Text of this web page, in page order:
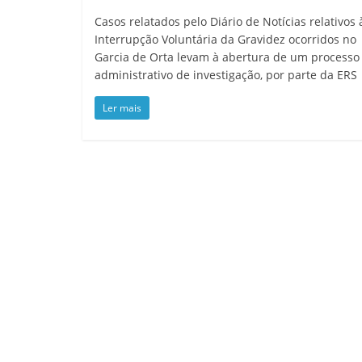
Casos relatados pelo Diário de Notícias relativos
Interrupção Voluntária da Gravidez ocorridos no
Garcia de Orta levam à abertura de um processo
administrativo de investigação, por parte da ERS
Ler mais